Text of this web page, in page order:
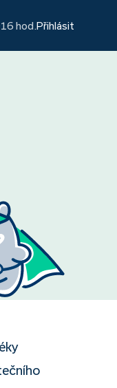
hod. Přihlásit